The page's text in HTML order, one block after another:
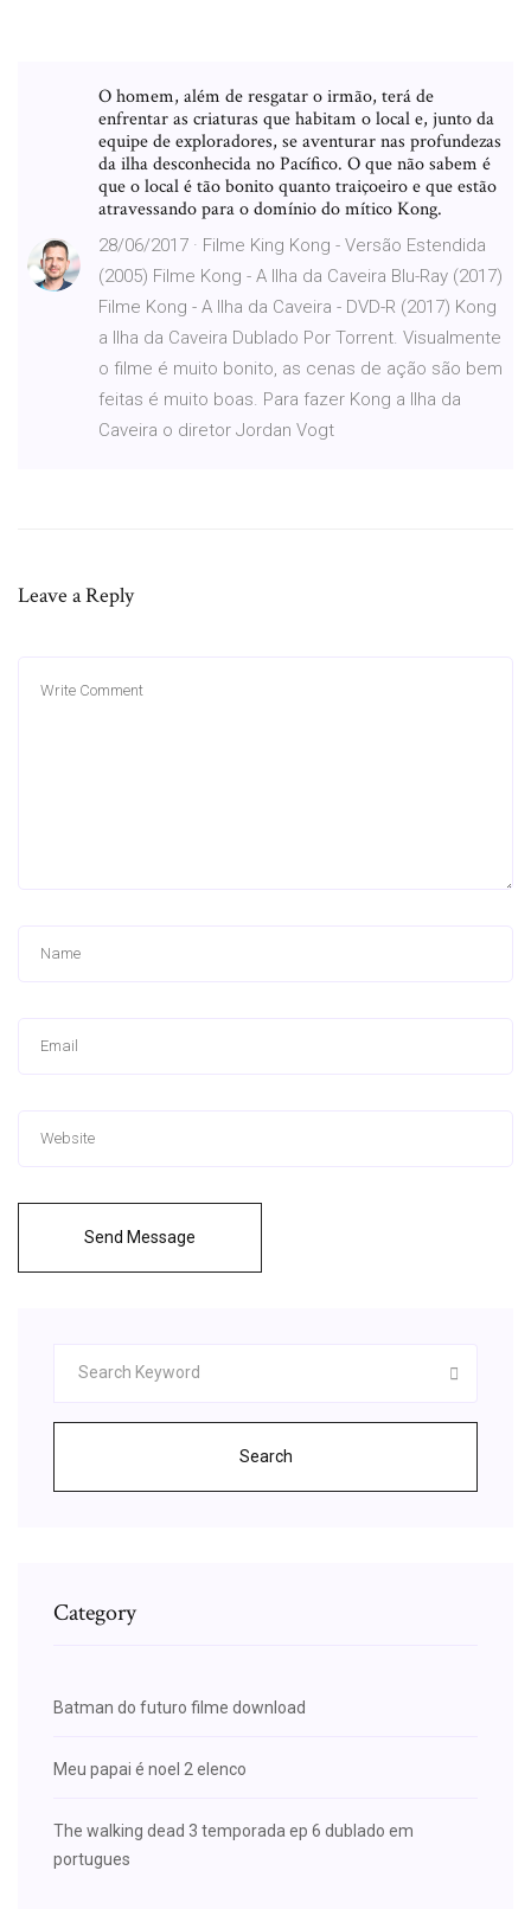
O homem, além de resgatar o irmão, terá de
enfrentar as criaturas que habitam o local e, junto da
equipe de exploradores, se aventurar nas profundezas
da ilha desconhecida no Pacífico. O que não sabem é
que o local é tão bonito quanto traiçoeiro e que estão
atravessando para o domínio do mítico Kong.
28/06/2017 · Filme King Kong - Versão Estendida
(2005) Filme Kong - A Ilha da Caveira Blu-Ray (2017)
Filme Kong - A Ilha da Caveira - DVD-R (2017) Kong
a Ilha da Caveira Dublado Por Torrent. Visualmente
o filme é muito bonito, as cenas de ação são bem
feitas é muito boas. Para fazer Kong a Ilha da
Caveira o diretor Jordan Vogt
Leave a Reply
Send Message
Search
Category
Batman do futuro filme download
Meu papai é noel 2 elenco
The walking dead 3 temporada ep 6 dublado em
portugues